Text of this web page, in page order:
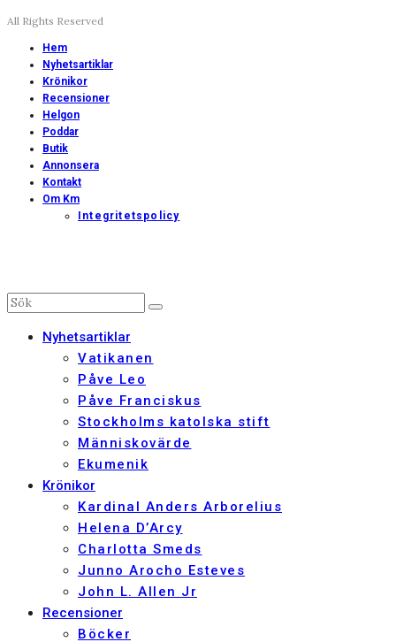
All Rights Reserved
Hem
Nyhetsartiklar
Krönikor
Recensioner
Helgon
Poddar
Butik
Annonsera
Kontakt
Om Km
Integritetspolicy
Nyhetsartiklar
Vatikanen
Påve Leo
Påve Franciskus
Stockholms katolska stift
Människovärde
Ekumenik
Krönikor
Kardinal Anders Arborelius
Helena D’Arcy
Charlotta Smeds
Junno Arocho Esteves
John L. Allen Jr
Recensioner
Böcker